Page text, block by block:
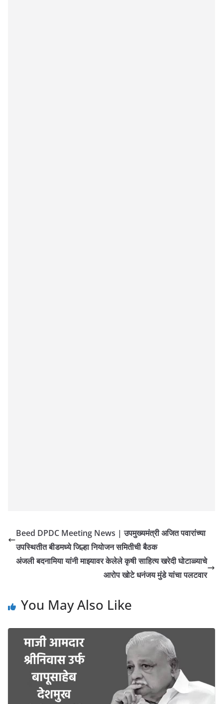
Beed DPDC Meeting News | उपमुख्यमंत्री अजित पवारांच्या
उपस्थितीत बीडमध्ये जिल्हा नियोजन समितीची बैठक
अंजली बदनामिया यांनी माझ्यावर केलेले कृषी साहित्य खरेदी घोटाळ्याचे
आरोप खोटे धनंजय मुंडे यांचा पलटवार
You May Also Like